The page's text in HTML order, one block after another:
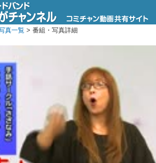
真一覧 > 番組・写真詳細